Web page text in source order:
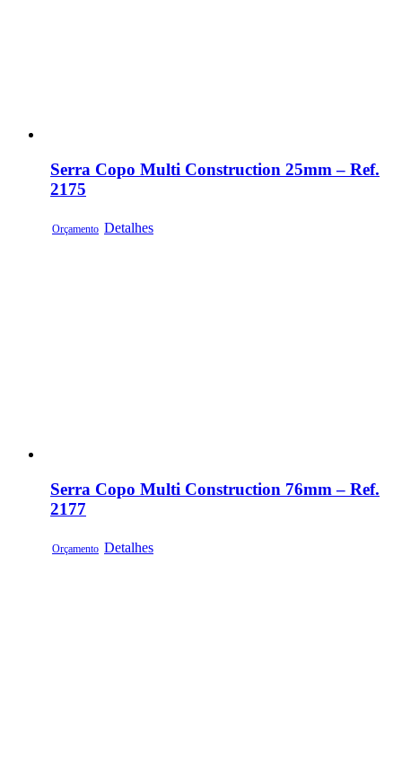
Serra Copo Multi Construction 25mm – Ref.
2175
Orçamento Detalhes
Serra Copo Multi Construction 76mm – Ref.
2177
Orçamento Detalhes